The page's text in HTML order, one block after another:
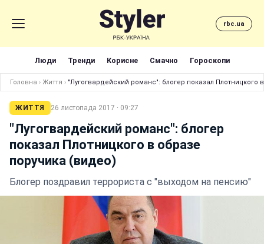
rbc.ua
Люди Тренди Корисне Смачно Гороскопи
Головна › Життя › "Лугогвардейский романс": блогер показал Плотницкого
ЖИТТЯ 26 листопада 2017 · 09:27
"Лугогвардейский романс": блогер
показал Плотницкого в образе
поручика (видео)
Блогер поздравил террориста с "выходом на пенсию"